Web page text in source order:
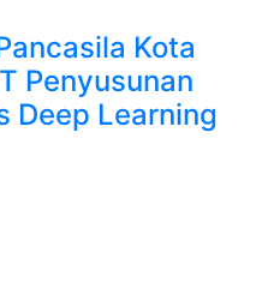
Kota
Penyusunan
Deep Learning